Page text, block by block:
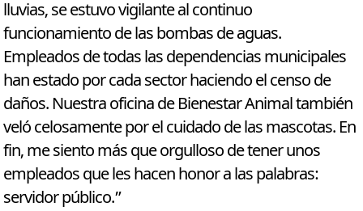
lluvias, se estuvo vigilante al continuo
funcionamiento de las bombas de aguas.
Empleados de todas las dependencias municipales
han estado por cada sector haciendo el censo de
daños. Nuestra oficina de Bienestar Animal también
veló celosamente por el cuidado de las mascotas. En
fin, me siento más que orgulloso de tener unos
empleados que les hacen honor a las palabras:
servidor público.”